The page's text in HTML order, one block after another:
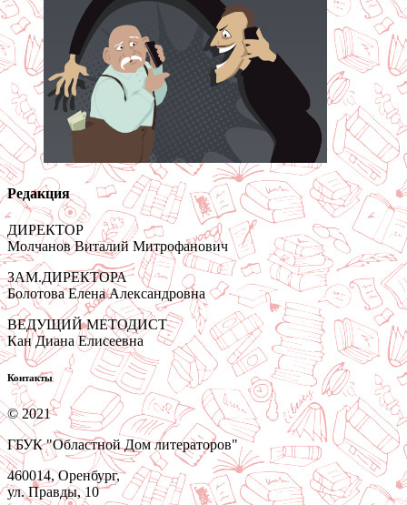
Редакция
ДИРЕКТОР
Молчанов Виталий Митрофанович
ЗАМ.ДИРЕКТОРА
Болотова Елена Александровна
ВЕДУЩИЙ МЕТОДИСТ
Кан Диана Елисеевна
Контакты
© 2021
ГБУК "Областной Дом литераторов"
460014, Оренбург,
ул. Правды, 10